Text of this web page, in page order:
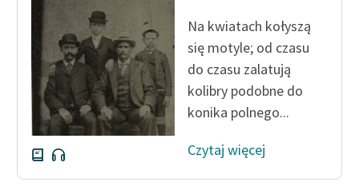
Dane fundacji i
sprawozdania finansowe
Regulamin darowizn
Informacja o treściach
wrażliwych
Deklaracja dostępności
Na kwiatach kołyszą
się motyle; od czasu
do czasu zalatują
kolibry podobne do
konika polnego...
Czytaj więcej